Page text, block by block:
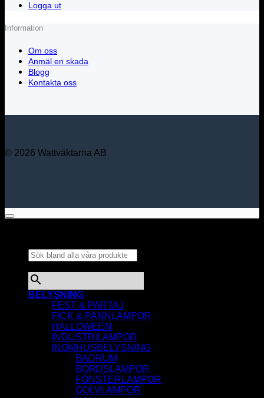
Logga ut
Information
Om oss
Anmäl en skada
Blogg
Kontakta oss
© 2026 Wattväktarna AB
BELYSNING
FEST & PARTAJ
FICK & PANNLAMPOR
HALLOWEEN
INDUSTRILAMPOR
INOMHUSBELYSNING
BADRUM
BORDSLAMPOR
FÖNSTERLAMPOR
GOLVLAMPOR